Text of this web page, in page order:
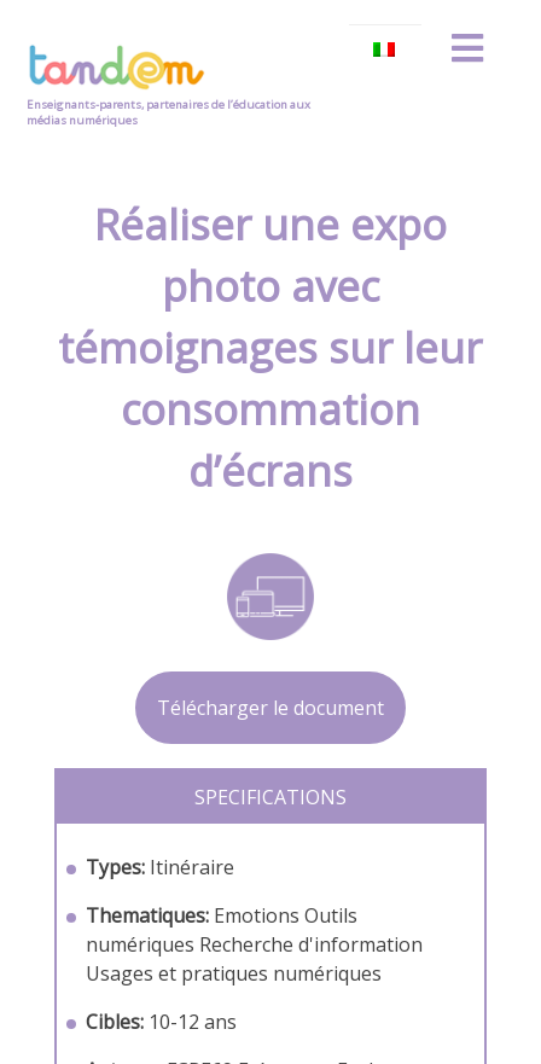
Enseignants-parents, partenaires de l’éducation aux
médias numériques
Réaliser une expo
photo avec
témoignages sur leur
consommation
d’écrans
Télécharger le document
SPECIFICATIONS
Types: Itinéraire
Thematiques: Emotions Outils
numériques Recherche d'information
Usages et pratiques numériques
Cibles: 10-12 ans